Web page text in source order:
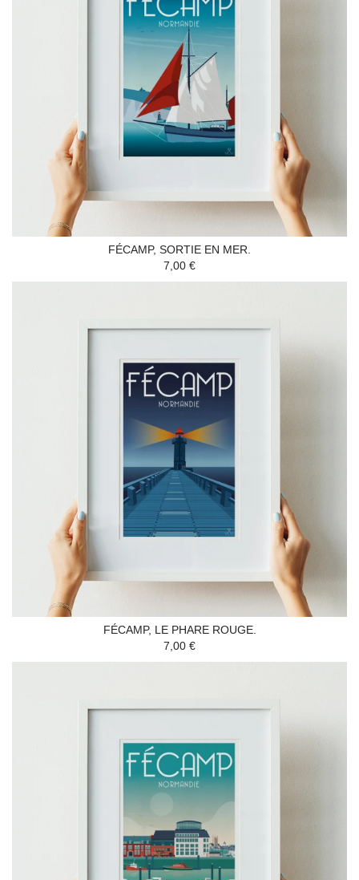
FÉCAMP, SORTIE EN MER.
7,00 €
FÉCAMP, LE PHARE ROUGE.
7,00 €